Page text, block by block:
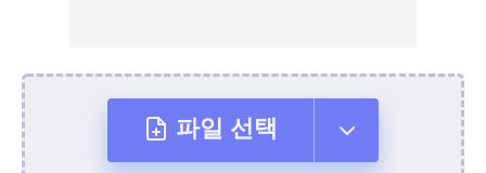
파일 선택